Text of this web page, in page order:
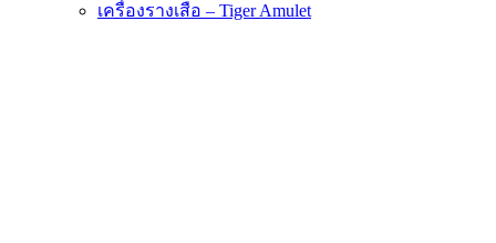
เครื่องรางเสือ – Tiger Amulet